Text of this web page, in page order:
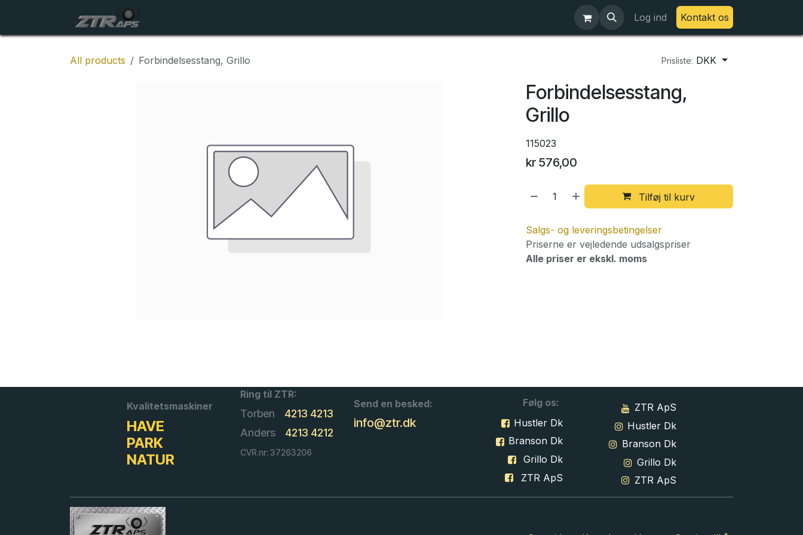
Log ind Kontakt os
All products Forbindelsesstang, Grillo Prisliste: DKK
Forbindelsesstang,
Grillo
115023
kr 576,00
Tilføj til kurv
Salgs- og leveringsbetingelser
Priserne er vejledende udsalgspriser
Alle priser er ekskl. moms
Kvalitetsmaskiner
HAVE
PARK
NATUR
Ring til ZTR:
Torben
4213 4213
Anders
4213 4212
CVR.nr: 37263206
Send en besked:
info@ztr.dk
Følg os:
Hustler Dk
Branson Dk
Grillo Dk
ZTR ApS
ZTR ApS
Hustler Dk
Branson Dk
Grillo Dk
ZTR ApS